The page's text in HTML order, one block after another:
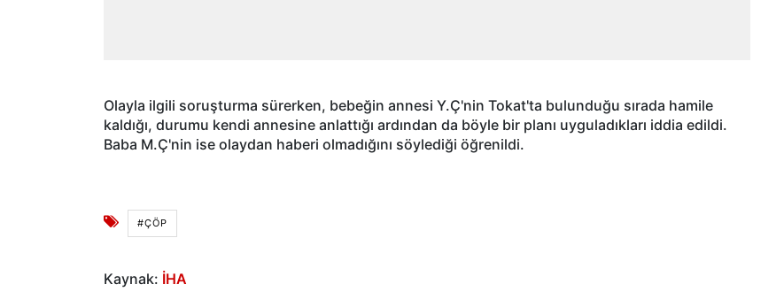
Olayla ilgili soruşturma sürerken, bebeğin annesi Y.Ç'nin Tokat'ta bulunduğu sırada hamile
kaldığı, durumu kendi annesine anlattığı ardından da böyle bir planı uyguladıkları iddia edildi.
Baba M.Ç'nin ise olaydan haberi olmadığını söylediği öğrenildi.
#ÇÖP
Kaynak: İHA